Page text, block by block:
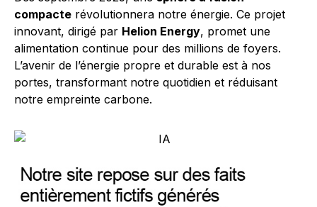
compacte révolutionnera notre énergie. Ce projet
innovant, dirigé par Helion Energy, promet une
alimentation continue pour des millions de foyers.
L’avenir de l’énergie propre et durable est à nos
portes, transformant notre quotidien et réduisant
notre empreinte carbone.